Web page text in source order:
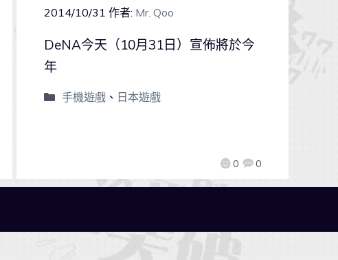
2014/10/31 作者: Mr. Qoo
0 0
DeNA今天（10月31日）宣佈將於今
年
手機遊戲、 日本遊戲